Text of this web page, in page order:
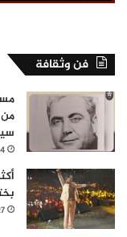
فن وثقافة
4 أغسطس، 2026
27